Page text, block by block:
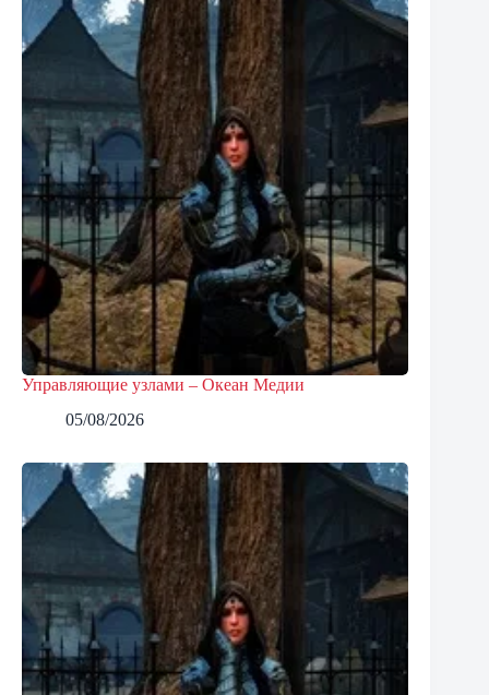
Управляющие узлами – Океан Медии
05/08/2026